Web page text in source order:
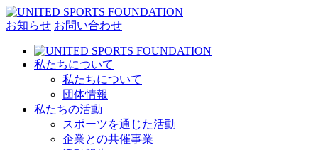
お知らせ お問い合わせ
私たちについて
私たちについて
団体情報
私たちの活動
スポーツを通じた活動
企業との共催事業